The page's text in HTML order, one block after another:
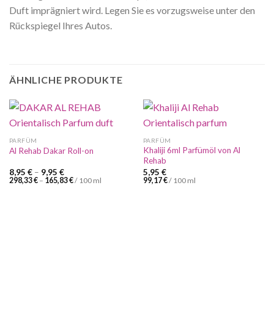
Duft imprägniert wird. Legen Sie es vorzugsweise unter den
Rückspiegel Ihres Autos.
ÄHNLICHE PRODUKTE
PARFÜM
Al Rehab Dakar Roll-on
8,95 €– 9,95 €
298,33€– 165,83€/ 100 ml
PARFÜM
Khaliji 6ml Parfümöl von Al
Rehab
5,95 €
99,17€/ 100 ml